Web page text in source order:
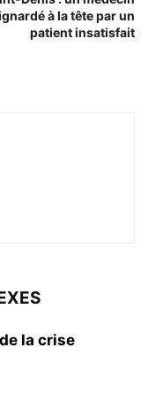
à la tête par un
patient insatisfait
la crise